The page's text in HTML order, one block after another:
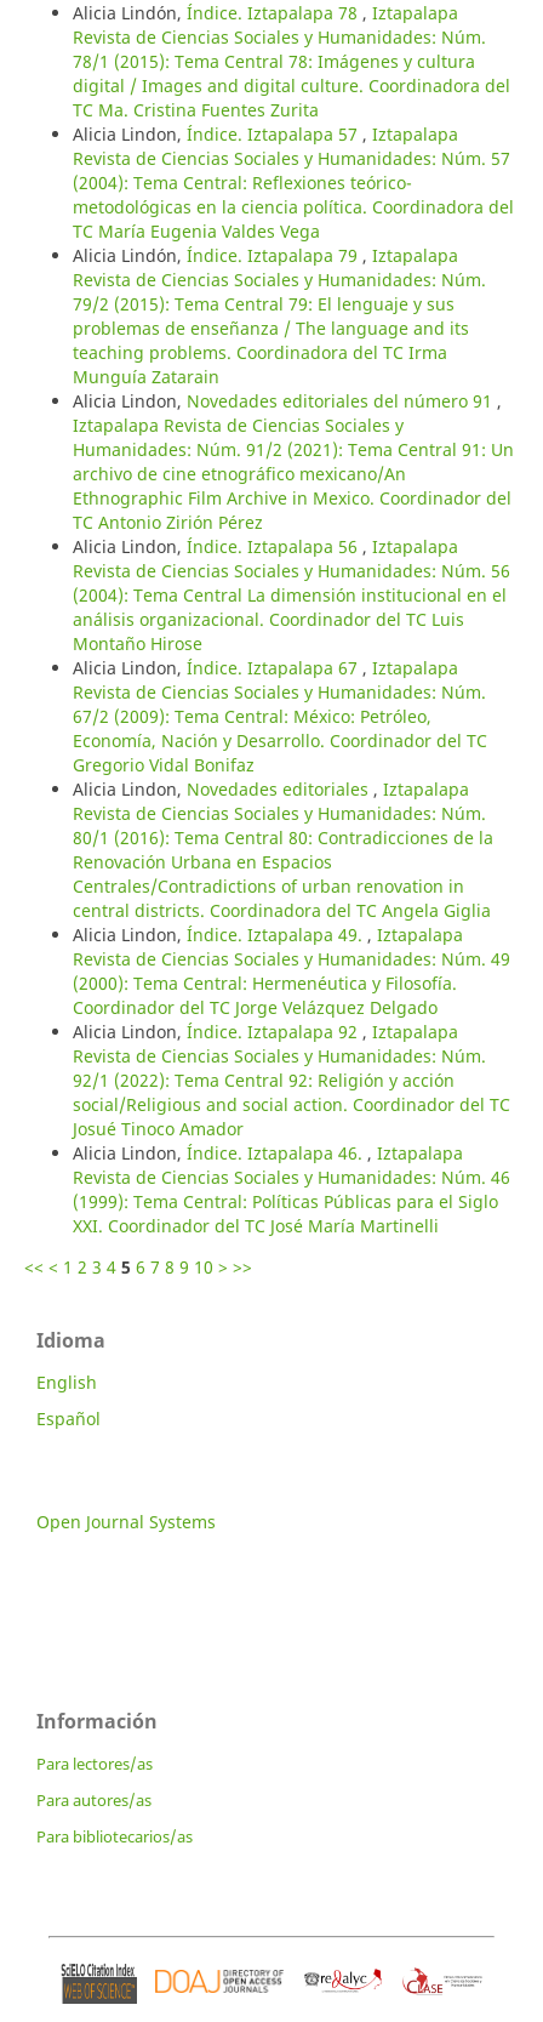
Alicia Lindón, Índice. Iztapalapa 78 , Iztapalapa
Revista de Ciencias Sociales y Humanidades: Núm.
78/1 (2015): Tema Central 78: Imágenes y cultura
digital / Images and digital culture. Coordinadora del
TC Ma. Cristina Fuentes Zurita
Alicia Lindon, Índice. Iztapalapa 57 , Iztapalapa
Revista de Ciencias Sociales y Humanidades: Núm. 57
(2004): Tema Central: Reflexiones teórico-
metodológicas en la ciencia política. Coordinadora del
TC María Eugenia Valdes Vega
Alicia Lindón, Índice. Iztapalapa 79 , Iztapalapa
Revista de Ciencias Sociales y Humanidades: Núm.
79/2 (2015): Tema Central 79: El lenguaje y sus
problemas de enseñanza / The language and its
teaching problems. Coordinadora del TC Irma
Munguía Zatarain
Alicia Lindon, Novedades editoriales del número 91 ,
Iztapalapa Revista de Ciencias Sociales y
Humanidades: Núm. 91/2 (2021): Tema Central 91: Un
archivo de cine etnográfico mexicano/An
Ethnographic Film Archive in Mexico. Coordinador del
TC Antonio Zirión Pérez
Alicia Lindon, Índice. Iztapalapa 56 , Iztapalapa
Revista de Ciencias Sociales y Humanidades: Núm. 56
(2004): Tema Central La dimensión institucional en el
análisis organizacional. Coordinador del TC Luis
Montaño Hirose
Alicia Lindon, Índice. Iztapalapa 67 , Iztapalapa
Revista de Ciencias Sociales y Humanidades: Núm.
67/2 (2009): Tema Central: México: Petróleo,
Economía, Nación y Desarrollo. Coordinador del TC
Gregorio Vidal Bonifaz
Alicia Lindon, Novedades editoriales , Iztapalapa
Revista de Ciencias Sociales y Humanidades: Núm.
80/1 (2016): Tema Central 80: Contradicciones de la
Renovación Urbana en Espacios
Centrales/Contradictions of urban renovation in
central districts. Coordinadora del TC Angela Giglia
Alicia Lindon, Índice. Iztapalapa 49. , Iztapalapa
Revista de Ciencias Sociales y Humanidades: Núm. 49
(2000): Tema Central: Hermenéutica y Filosofía.
Coordinador del TC Jorge Velázquez Delgado
Alicia Lindon, Índice. Iztapalapa 92 , Iztapalapa
Revista de Ciencias Sociales y Humanidades: Núm.
92/1 (2022): Tema Central 92: Religión y acción
social/Religious and social action. Coordinador del TC
Josué Tinoco Amador
Alicia Lindon, Índice. Iztapalapa 46. , Iztapalapa
Revista de Ciencias Sociales y Humanidades: Núm. 46
(1999): Tema Central: Políticas Públicas para el Siglo
XXI. Coordinador del TC José María Martinelli
<< < 1 2 3 4 5 6 7 8 9 10 > >>
Idioma
English
Español
Open Journal Systems
Información
Para lectores/as
Para autores/as
Para bibliotecarios/as